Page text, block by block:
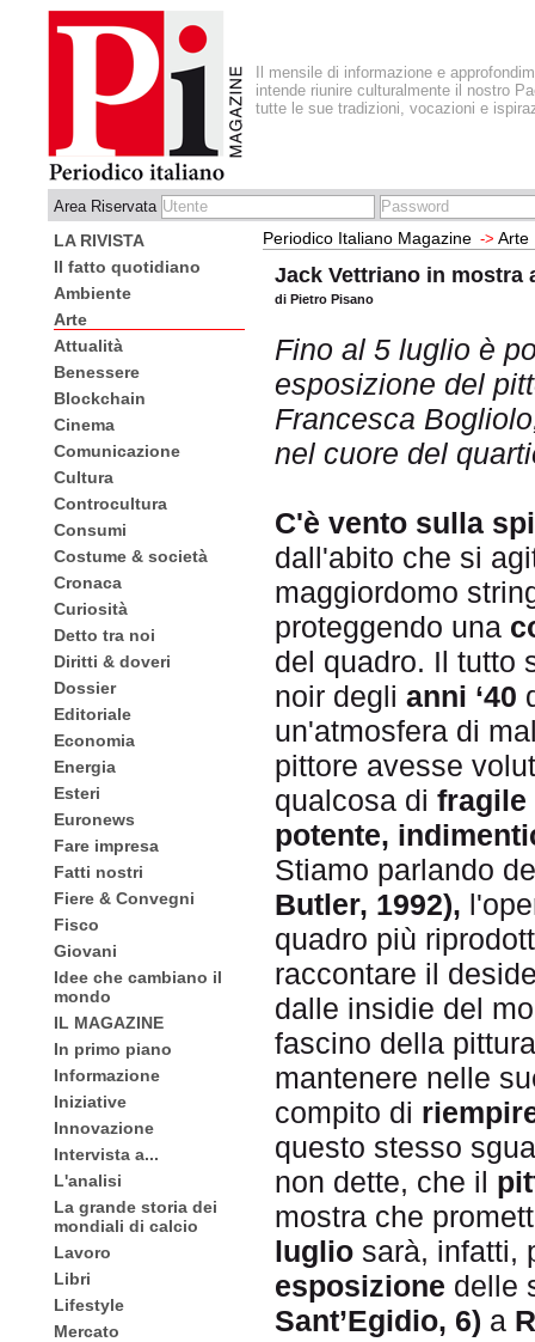
Il mensile di informazione e
intende riunire culturalmente il nostro
tutte le sue tradizioni, vocazioni e
Area Riservata
LA RIVISTA
Il fatto quotidiano
Ambiente
Arte
Attualità
Benessere
Blockchain
Cinema
Comunicazione
Cultura
Controcultura
Consumi
Costume & società
Cronaca
Curiosità
Detto tra noi
Diritti & doveri
Dossier
Editoriale
Economia
Energia
Esteri
Euronews
Fare impresa
Fatti nostri
Fiere & Convegni
Fisco
Giovani
Idee che cambiano il
mondo
IL MAGAZINE
In primo piano
Informazione
Iniziative
Innovazione
Intervista a...
L'analisi
La grande storia dei
mondiali di calcio
Lavoro
Libri
Lifestyle
Mercato
Periodico Italiano Magazine -> Arte
Jack Vettriano in mostra
di Pietro Pisano
Fino al 5 luglio è
esposizione del
Francesca
nel cuore del
C'è vento sulla
dall'abito che si
maggiordomo
proteggendo una
del quadro. Il tutto
noir degli anni ‘40
un'atmosfera di
pittore avesse
qualcosa di fragile
potente,
Stiamo parlando
Butler, 1992),
quadro più
raccontare il
dalle insidie del
fascino della
mantenere nelle
compito di
questo stesso
non dette, che il
mostra che
luglio sarà, infatti,
esposizione delle
Sant’Egidio, 6) a